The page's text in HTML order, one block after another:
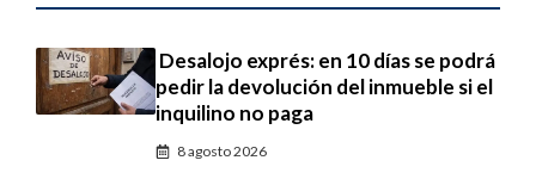
Desalojo exprés: en 10 días se podrá
pedir la devolución del inmueble si el
inquilino no paga
8 agosto 2026